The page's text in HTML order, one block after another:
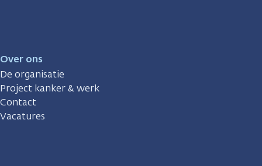
Over ons
De organisatie
Project kanker & werk
Contact
Vacatures